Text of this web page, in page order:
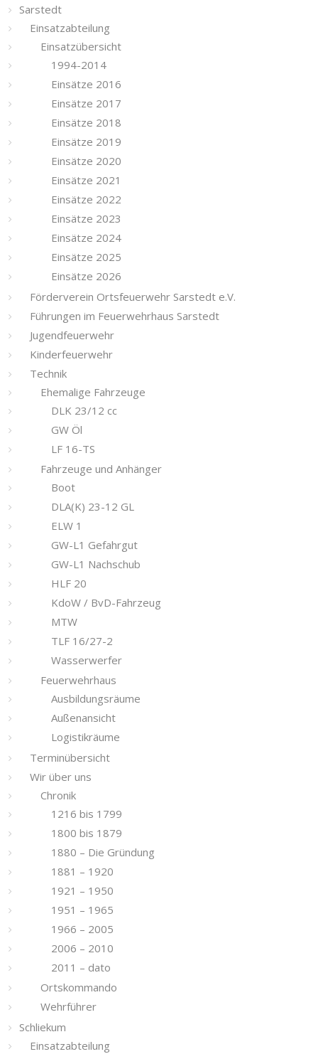
Sarstedt
Einsatzabteilung
Einsatzübersicht
1994-2014
Einsätze 2016
Einsätze 2017
Einsätze 2018
Einsätze 2019
Einsätze 2020
Einsätze 2021
Einsätze 2022
Einsätze 2023
Einsätze 2024
Einsätze 2025
Einsätze 2026
Förderverein Ortsfeuerwehr Sarstedt e.V.
Führungen im Feuerwehrhaus Sarstedt
Jugendfeuerwehr
Kinderfeuerwehr
Technik
Ehemalige Fahrzeuge
DLK 23/12 cc
GW Öl
LF 16-TS
Fahrzeuge und Anhänger
Boot
DLA(K) 23-12 GL
ELW 1
GW-L1 Gefahrgut
GW-L1 Nachschub
HLF 20
KdoW / BvD-Fahrzeug
MTW
TLF 16/27-2
Wasserwerfer
Feuerwehrhaus
Ausbildungsräume
Außenansicht
Logistikräume
Terminübersicht
Wir über uns
Chronik
1216 bis 1799
1800 bis 1879
1880 – Die Gründung
1881 – 1920
1921 – 1950
1951 – 1965
1966 – 2005
2006 – 2010
2011 – dato
Ortskommando
Wehrführer
Schliekum
Einsatzabteilung